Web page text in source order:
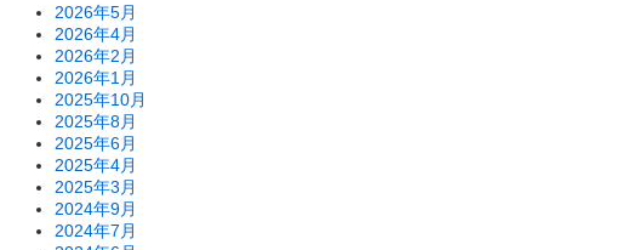
2026年5月
2026年4月
2026年2月
2026年1月
2025年10月
2025年8月
2025年6月
2025年4月
2025年3月
2024年9月
2024年7月